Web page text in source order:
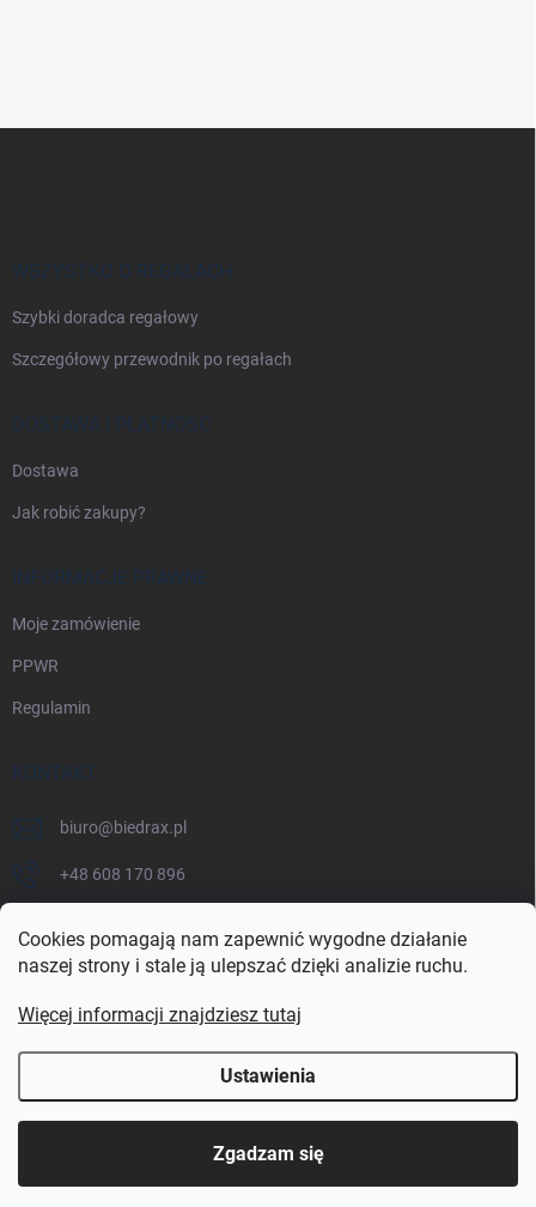
Cookies pomagają nam zapewnić wygodne działanie
naszej strony i stale ją ulepszać dzięki analizie ruchu.
Więcej informacji znajdziesz tutaj
Ustawienia
Zgadzam się
WSZYSTKO O REGAŁACH
Szybki doradca regałowy
Szczegółowy przewodnik po regałach
DOSTAWA I PŁATNOŚĆ
Dostawa
Jak robić zakupy?
INFORMACJE PRAWNE
Moje zamówienie
PPWR
Regulamin
KONTAKT
biuro@biedrax.pl
+48 608 170 896
biedrax.pl . Wszystkie prawa zastrzeżone.